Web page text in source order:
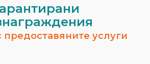
предоставяните услуги